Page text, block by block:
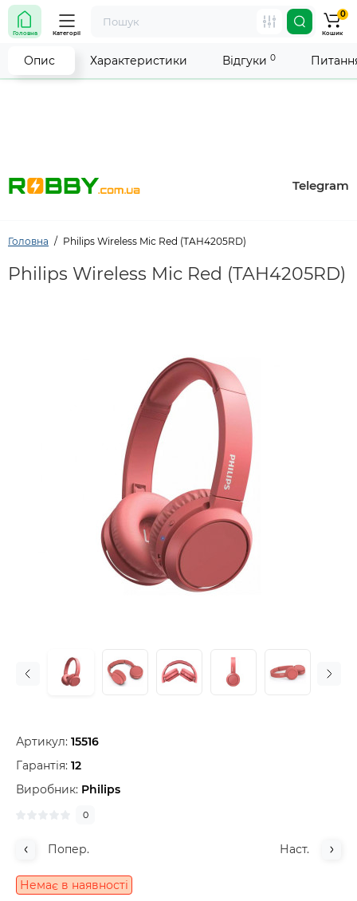
Увага! Роботу магазину тимчасово припинено. Ми
робимо все можливе, щоб відновити прийом
замовлень якнайшвидше.
Telegram
Головна Категорії
0
Кошик
Головна Philips Wireless Mic Red (TAH4205RD)
Philips Wireless Mic Red (TAH4205RD)
Артикул: 15516
Гарантія: 12
Виробник: Philips
0
Попер. Наст.
Немає в наявності
Опис Характеристики Відгуки 0